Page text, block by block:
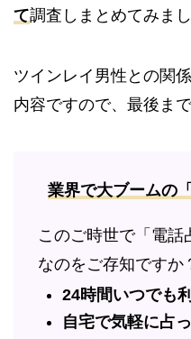
て調査しまとめてみまし
ツインレイ男性との関
内容ですので、最後ま
業界で大ブームの
このご時世で「電話
なのをご存知ですか
24時間いつでも
自宅で気軽に占